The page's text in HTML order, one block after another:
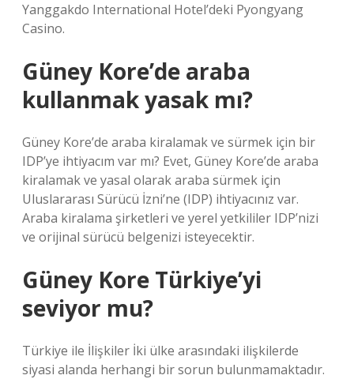
Yanggakdo International Hotel’deki Pyongyang
Casino.
Güney Kore’de araba
kullanmak yasak mı?
Güney Kore’de araba kiralamak ve sürmek için bir
IDP’ye ihtiyacım var mı? Evet, Güney Kore’de araba
kiralamak ve yasal olarak araba sürmek için
Uluslararası Sürücü İzni’ne (IDP) ihtiyacınız var.
Araba kiralama şirketleri ve yerel yetkililer IDP’nizi
ve orijinal sürücü belgenizi isteyecektir.
Güney Kore Türkiye’yi
seviyor mu?
Türkiye ile İlişkiler İki ülke arasındaki ilişkilerde
siyasi alanda herhangi bir sorun bulunmamaktadır.